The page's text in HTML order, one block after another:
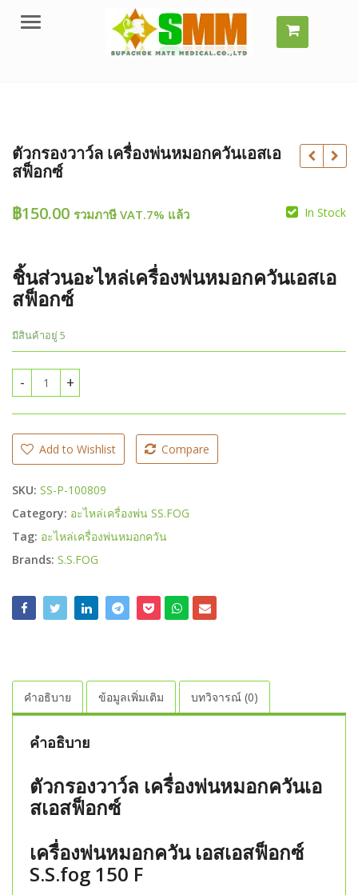
Menu
ตัวกรองวาว์ล เครื่องพ่นหมอกควันเอสเอ
สฟ็อกซ์
฿150.00 รวมภาษี VAT.7% แล้ว In Stock
ชิ้นส่วนอะไหล่เครื่องพ่นหมอกควันเอสเอ
สฟ็อกซ์
มีสินค้าอยู่ 5
ตัวกรองวาว์ล เครื่องพ่นหมอกควันเอสเอสฟ็อกซ์ quantity
Add to Wishlist Compare
SKU: SS-P-100809
Category: อะไหล่เครื่องพ่น SS.FOG
Tag: อะไหล่เครื่องพ่นหมอกควัน
Brands: S.S.FOG
คำอธิบาย ข้อมูลเพิ่มเติม บทวิจารณ์ (0)
คำอธิบาย
ตัวกรองวาว์ล เครื่องพ่นหมอกควันเอ
สเอสฟ็อกซ์
เครื่องพ่นหมอกควัน เอสเอสฟ็อกซ์
S.S.fog 150 F